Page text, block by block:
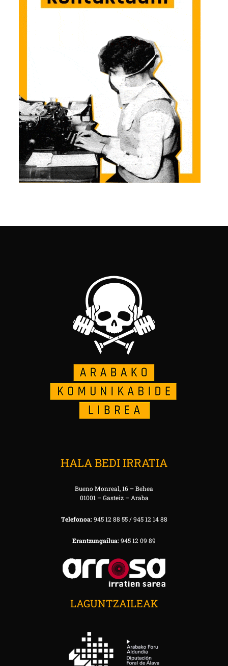
HALA BEDI IRRATIA
Bueno Monreal, 16 – Behea
01001 – Gasteiz – Araba
Telefonoa:945 12 88 55 / 945 12 14 88
Erantzungailua:945 12 09 89
LAGUNTZAILEAK